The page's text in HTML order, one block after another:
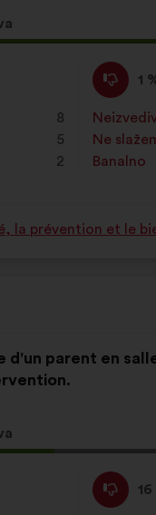
8
5
2
Ne
slažem
se
:
1
Za
navedeni
je
prijedlog
stavljena
:put
Ne
:put
Banalno
:put
la prévention et le
d'un parent en
Ne
slažem
16
Za
navedeni